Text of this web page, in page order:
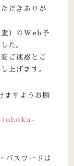
だきありが
査）のWeb予
た。
ご迷惑とご
上げます。
ますようお願
パスワードは